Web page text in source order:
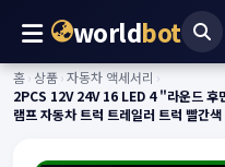
worldbot
홈›상품›자동차 액세서리 ›
2PCS 12V 24V 16 LED 4 "라운드 후
램프 자동차 트럭 트레일러 트럭 빨간